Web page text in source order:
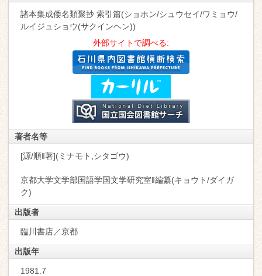
諸本集成倭名類聚抄 索引篇(ショホン/シュウセイ/ワミョウ/
ルイジュショウ(サクインヘン))
外部サイトで調べる:
著者名等
[源/順‖著](ミナモト,シタゴウ)
京都大学文学部国語学国文学研究室‖編纂(キョウト/ダイガ
ク)
出版者
臨川書店／京都
出版年
1981.7